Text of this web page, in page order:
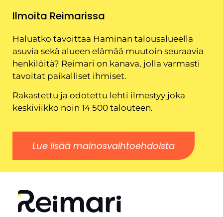
Ilmoita Reimarissa
Haluatko tavoittaa Haminan talousalueella
asuvia sekä alueen elämää muutoin seuraavia
henkilöitä? Reimari on kanava, jolla varmasti
tavoitat paikalliset ihmiset.
Rakastettu ja odotettu lehti ilmestyy joka
keskiviikko noin 14 500 talouteen.
Lue lisää mainosvaihtoehdoista